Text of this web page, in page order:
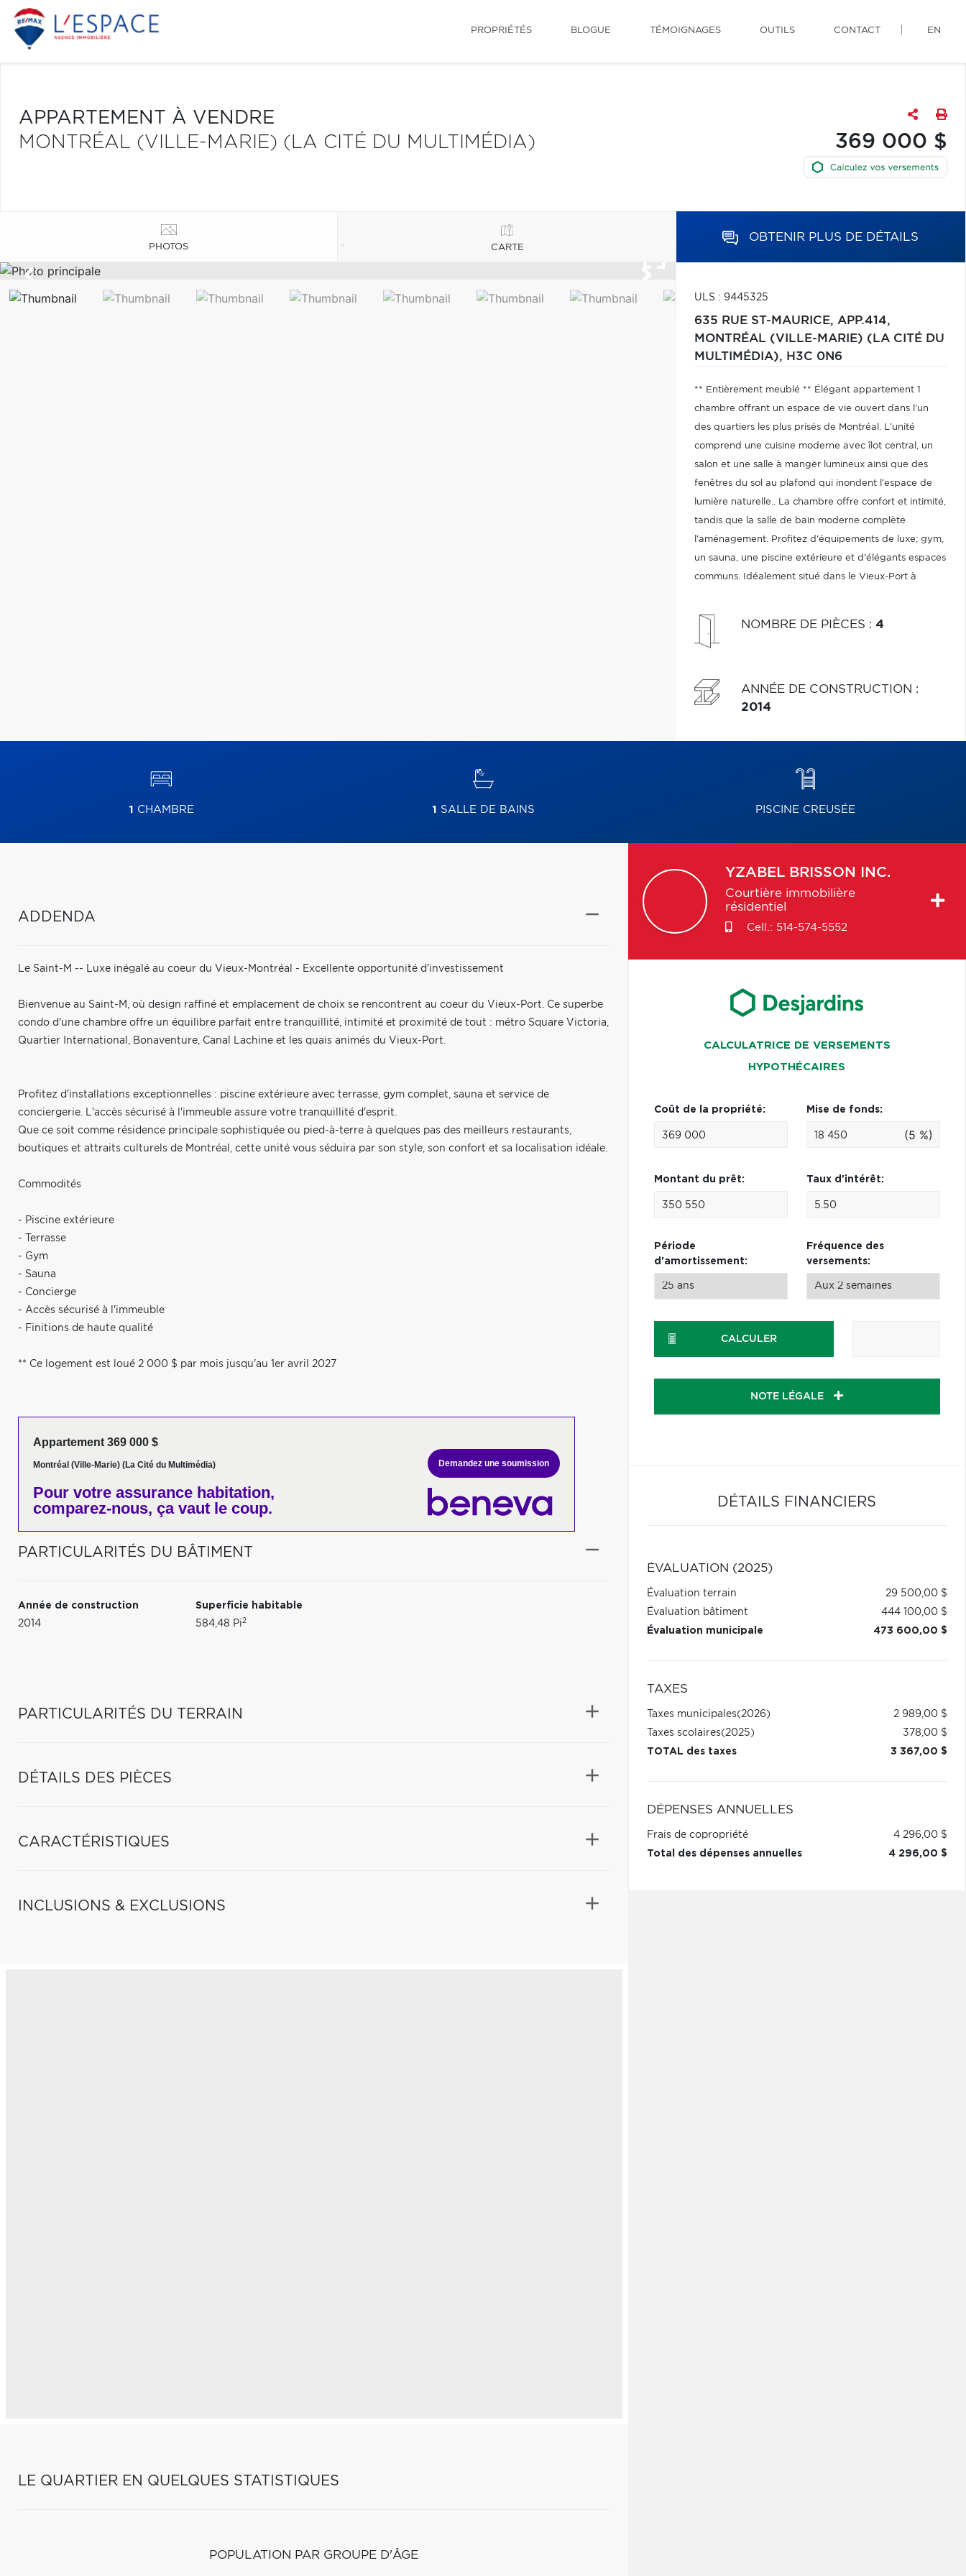
PROPRIÉTÉS BLOGUE TÉMOIGNAGES OUTILS CONTACT EN
APPARTEMENT À VENDRE
MONTRÉAL (VILLE-MARIE) (LA CITÉ DU MULTIMÉDIA)
369 000 $
PHOTOS CARTE
OBTENIR PLUS DE DÉTAILS
ULS : 9445325
635 RUE ST-MAURICE, APP.414,
MONTRÉAL (VILLE-MARIE) (LA CITÉ DU
MULTIMÉDIA), H3C 0N6
** Entièrement meublé ** Élégant appartement 1
chambre offrant un espace de vie ouvert dans l'un
des quartiers les plus prisés de Montréal. L'unité
comprend une cuisine moderne avec îlot central, un
salon et une salle à manger lumineux ainsi que des
fenêtres du sol au plafond qui inondent l'espace de
lumière naturelle.. La chambre offre confort et intimité,
tandis que la salle de bain moderne complète
l'aménagement. Profitez d'équipements de luxe; gym,
un sauna, une piscine extérieure et d'élégants espaces
communs. Idéalement situé dans le Vieux-Port à
lieux culturels du centre-ville.
NOMBRE DE PIÈCES : 4
ANNÉE DE CONSTRUCTION :
2014
1 CHAMBRE 1 SALLE DE BAINS PISCINE CREUSÉE
ADDENDA
Le Saint-M -- Luxe inégalé au coeur du Vieux-Montréal - Excellente opportunité d'investissement
Bienvenue au Saint-M, où design raffiné et emplacement de choix se rencontrent au coeur du Vieux-Port. Ce superbe
condo d'une chambre offre un équilibre parfait entre tranquillité, intimité et proximité de tout : métro Square Victoria,
Quartier International, Bonaventure, Canal Lachine et les quais animés du Vieux-Port.
Profitez d'installations exceptionnelles : piscine extérieure avec terrasse, gym complet, sauna et service de
conciergerie. L'accès sécurisé à l'immeuble assure votre tranquillité d'esprit.
Que ce soit comme résidence principale sophistiquée ou pied-à-terre à quelques pas des meilleurs restaurants,
boutiques et attraits culturels de Montréal, cette unité vous séduira par son style, son confort et sa localisation idéale.
Commodités
- Piscine extérieure
- Terrasse
- Gym
- Sauna
- Concierge
- Accès sécurisé à l'immeuble
- Finitions de haute qualité
** Ce logement est loué 2 000 $ par mois jusqu'au 1er avril 2027
Appartement 369 000 $
Montréal (Ville-Marie) (La Cité du Multimédia)
Pour votre assurance habitation,
comparez-nous, ça vaut le coup.
Demandez une soumission
PARTICULARITÉS DU BÂTIMENT
Année de construction
2014
Superficie habitable
584,48 Pi2
PARTICULARITÉS DU TERRAIN
DÉTAILS DES PIÈCES
CARACTÉRISTIQUES
INCLUSIONS & EXCLUSIONS
LE QUARTIER EN QUELQUES STATISTIQUES
POPULATION PAR GROUPE D'ÂGE
YZABEL BRISSON INC.
Courtière immobilière
résidentiel
Cell.: 514-574-5552
CALCULATRICE DE VERSEMENTS
HYPOTHÉCAIRES
Coût de la propriété: Mise de fonds:
(5 %)
Montant du prêt: Taux d'intérêt:
Période
d'amortissement:
Fréquence des
versements:
CALCULER
NOTE LÉGALE
DÉTAILS FINANCIERS
ÉVALUATION (2025)
Évaluation terrain
29 500,00 $
Évaluation bâtiment
444 100,00 $
Évaluation municipale
473 600,00 $
TAXES
Taxes municipales(2026)
2 989,00 $
Taxes scolaires(2025)
378,00 $
TOTAL des taxes
3 367,00 $
DÉPENSES ANNUELLES
Frais de copropriété
4 296,00 $
Total des dépenses annuelles
4 296,00 $